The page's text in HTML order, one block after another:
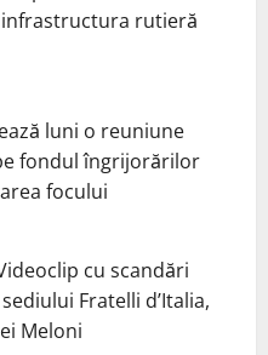
rutieră
luni o reuniune
fondul îngrijorărilor
focului
cu scandări
Fratelli d’Italia,
Meloni